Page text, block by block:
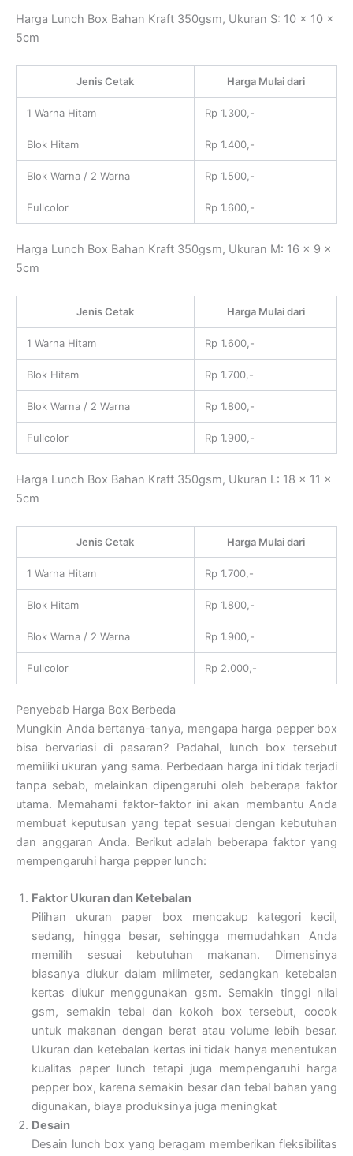
Harga Lunch Box Bahan Kraft 350gsm, Ukuran S: 10 x 10 x
5cm
Jenis Cetak Harga Mulai dari
1 Warna Hitam Rp 1.300,-
Blok Hitam Rp 1.400,-
Blok Warna / 2 Warna Rp 1.500,-
Fullcolor Rp 1.600,-
Harga Lunch Box Bahan Kraft 350gsm, Ukuran M: 16 x 9 x
5cm
Jenis Cetak Harga Mulai dari
1 Warna Hitam Rp 1.600,-
Blok Hitam Rp 1.700,-
Blok Warna / 2 Warna Rp 1.800,-
Fullcolor Rp 1.900,-
Harga Lunch Box Bahan Kraft 350gsm, Ukuran L: 18 x 11 x
5cm
Jenis Cetak Harga Mulai dari
1 Warna Hitam Rp 1.700,-
Blok Hitam Rp 1.800,-
Blok Warna / 2 Warna Rp 1.900,-
Fullcolor Rp 2.000,-
Penyebab Harga Box Berbeda
Mungkin Anda bertanya-tanya, mengapa harga pepper box
bisa bervariasi di pasaran? Padahal, lunch box tersebut
memiliki ukuran yang sama. Perbedaan harga ini tidak terjadi
tanpa sebab, melainkan dipengaruhi oleh beberapa faktor
utama. Memahami faktor-faktor ini akan membantu Anda
membuat keputusan yang tepat sesuai dengan kebutuhan
dan anggaran Anda. Berikut adalah beberapa faktor yang
mempengaruhi harga pepper lunch:
Faktor Ukuran dan Ketebalan
Pilihan ukuran paper box mencakup kategori kecil,
sedang, hingga besar, sehingga memudahkan Anda
memilih sesuai kebutuhan makanan. Dimensinya
biasanya diukur dalam milimeter, sedangkan ketebalan
kertas diukur menggunakan gsm. Semakin tinggi nilai
gsm, semakin tebal dan kokoh box tersebut, cocok
untuk makanan dengan berat atau volume lebih besar.
Ukuran dan ketebalan kertas ini tidak hanya menentukan
kualitas paper lunch tetapi juga mempengaruhi harga
pepper box, karena semakin besar dan tebal bahan yang
digunakan, biaya produksinya juga meningkat
Desain
Desain lunch box yang beragam memberikan fleksibilitas